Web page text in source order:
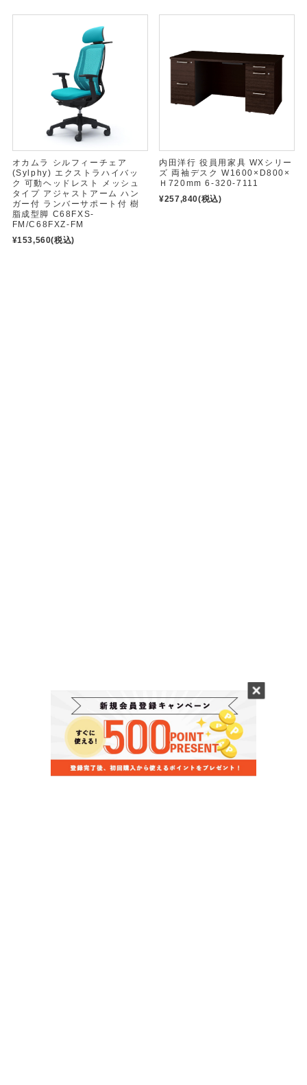
オカムラ シルフィーチェア
(Sylphy) エクストラハイバッ
ク 可動ヘッドレスト メッシュ
タイプ アジャストアーム ハン
ガー付 ランバーサポート付 樹
脂成型脚 C68FXS-
FM/C68FXZ-FM
¥153,560(税込)
内田洋行 役員用家具 WXシリー
ズ 両袖デスク W1600×D800×
Ｈ720mm 6-320-7111
¥257,840(税込)